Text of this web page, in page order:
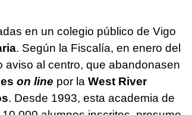
en un colegio público de Vigo
. Según la Fiscalía, en enero del
aviso al centro, que abandonasen
on line por la West River
. Desde 1993, esta academia de